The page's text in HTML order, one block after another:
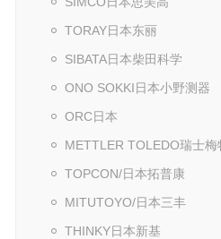
TORAY日本东丽
SIBATA日本柴田科学
ONO SOKKI日本小野测器
ORC日本
METTLER TOLEDO瑞士梅
TOPCON/日本拓普康
MITUTOYO/日本三丰
THINKY日本新基